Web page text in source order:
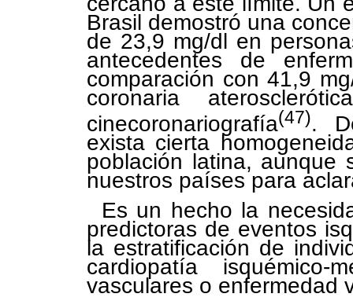
Brasil demostró una
de 23,9 mg/dl en
antecedentes de
comparación con 41,9
coronaria
cinecoronariografía(47).
exista cierta
población latina, aunque
nuestros países para
Es un hecho la
predictoras de eventos
la estratificación de
cardiopatía isquémico-
vasculares o enfermedad